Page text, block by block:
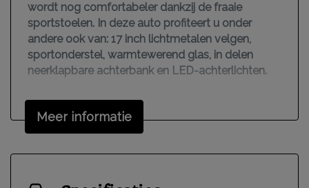
wordt nog comfortabeler dankzij de fraaie
sportstoelen. In deze auto profiteert u onder
andere ook van: 17 inch lichtmetalen velgen,
sportonderstel, warmtewerend glas, in delen
neerklapbare achterbank en LED-achterlichten.
Terwijl het full map navigatiesysteem de ideale
route voor u uitstippelt, geniet u van de kwaliteit
van het audio-installatiesysteem. De bediening is
ontstaan waardoor achterliggers te dichtbij
Meer informatie